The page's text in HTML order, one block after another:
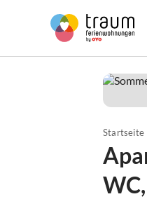
Startseite